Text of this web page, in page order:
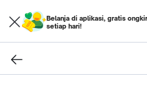
Belanja di aplikasi, gratis
setiap hari!